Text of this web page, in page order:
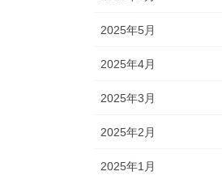
2025年5月
2025年4月
2025年3月
2025年2月
2025年1月